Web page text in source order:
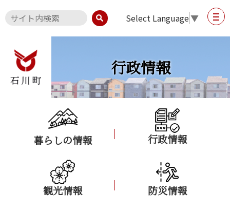
Select Language▼
行政情報
暮らしの情報 行政情報
観光情報 防災情報